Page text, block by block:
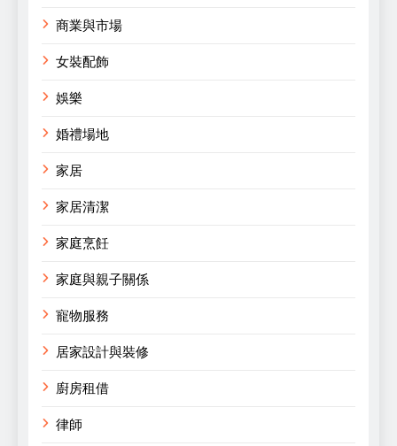
商業與市場
女裝配飾
娛樂
婚禮場地
家居
家居清潔
家庭烹飪
家庭與親子關係
寵物服務
居家設計與裝修
廚房租借
律師